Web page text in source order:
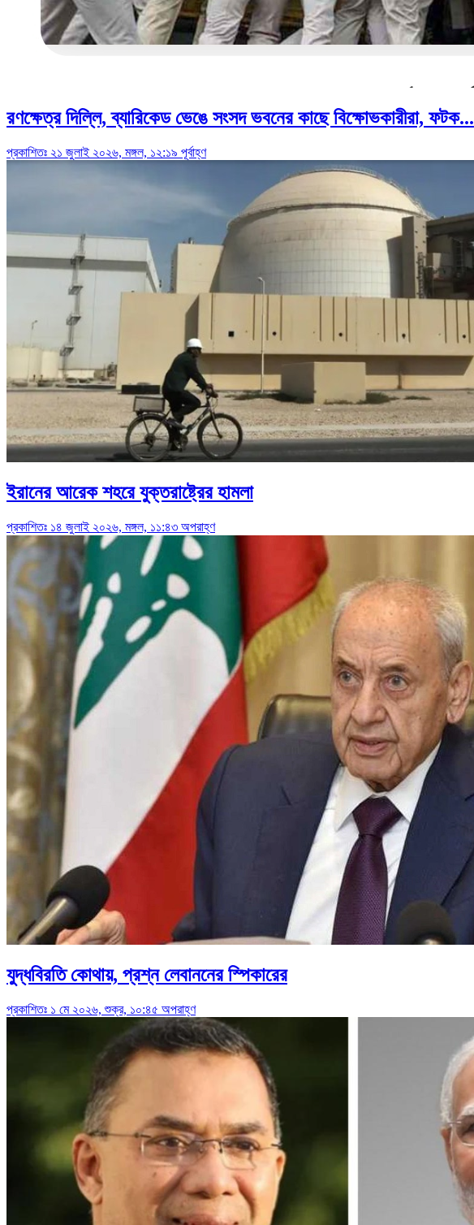
রণক্ষেত্র দিল্লি, ব্যারিকেড ভেঙে সংসদ ভবনের কাছে বিক্ষোভকারীরা, ফটক...
প্রকাশিতঃ ২১ জুলাই ২০২৬, মঙ্গল, ১২:১৯ পূর্বাহ্ণ
ইরানের আরেক শহরে যুক্তরাষ্ট্রের হামলা
প্রকাশিতঃ ১৪ জুলাই ২০২৬, মঙ্গল, ১১:৪৩ অপরাহ্ণ
যুদ্ধবিরতি কোথায়, প্রশ্ন লেবাননের স্পিকারের
প্রকাশিতঃ ১ মে ২০২৬, শুক্র, ১০:৪৫ অপরাহ্ণ